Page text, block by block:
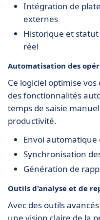
Intégration de
externes
Historique et
réel
Automatisation des
Ce logiciel optimise
des fonctionnalités
temps de saisie
productivité.
Envoi
Synchronisation
Génération de
Outils d'analyse et de
Avec des outils